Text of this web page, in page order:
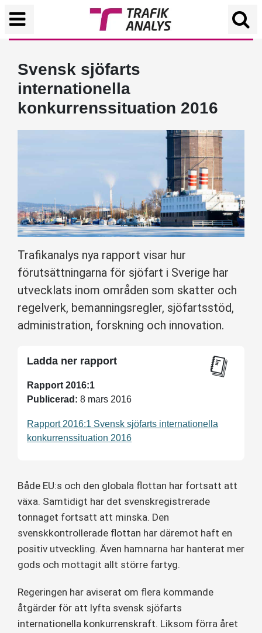
Svensk sjöfarts
internationella
konkurrenssituation 2016
Trafikanalys nya rapport visar hur
förutsättningarna för sjöfart i Sverige har
utvecklats inom områden som skatter och
regelverk, bemanningsregler, sjöfartsstöd,
administration, forskning och innovation.
Ladda ner rapport
Rapport 2016:1
Publicerad: 8 mars 2016
Rapport 2016:1 Svensk sjöfarts internationella
konkurrenssituation 2016
Både EU:s och den globala flottan har fortsatt att
växa. Samtidigt har det svenskregistrerade
tonnaget fortsatt att minska. Den
svenskkontrollerade flottan har däremot haft en
positiv utveckling. Även hamnarna har hanterat mer
gods och mottagit allt större fartyg.
Regeringen har aviserat om flera kommande
åtgärder för att lyfta svensk sjöfarts
internationella konkurrenskraft. Liksom förra året